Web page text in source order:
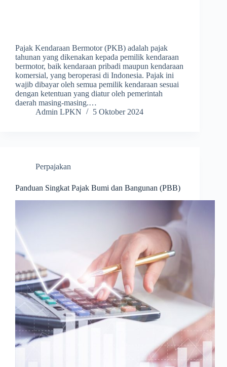
Pajak Kendaraan Bermotor (PKB) adalah pajak
tahunan yang dikenakan kepada pemilik kendaraan
bermotor, baik kendaraan pribadi maupun kendaraan
komersial, yang beroperasi di Indonesia. Pajak ini
wajib dibayar oleh semua pemilik kendaraan sesuai
dengan ketentuan yang diatur oleh pemerintah
daerah masing-masing.…
Admin LPKN
5 Oktober 2024
Perpajakan
Panduan Singkat Pajak Bumi dan Bangunan (PBB)